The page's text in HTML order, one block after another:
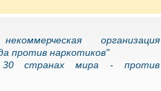
организация
против наркотиков"
странах мира - против